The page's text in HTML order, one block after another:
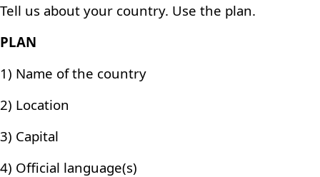
Tell us about your country. Use the plan.
PLAN
1) Name of the country
2) Location
3) Capital
4) Official language(s)